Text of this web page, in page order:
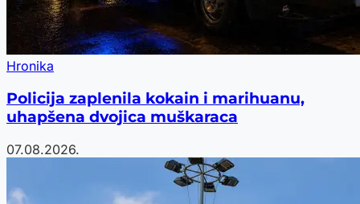
Hronika
Policija zaplenila kokain i marihuanu,
uhapšena dvojica muškaraca
07.08.2026.